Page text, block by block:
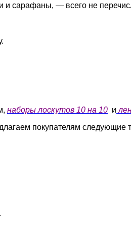
и сарафаны, — всего не
наборы лоскутов 10 на 10 и
покупателям следующие